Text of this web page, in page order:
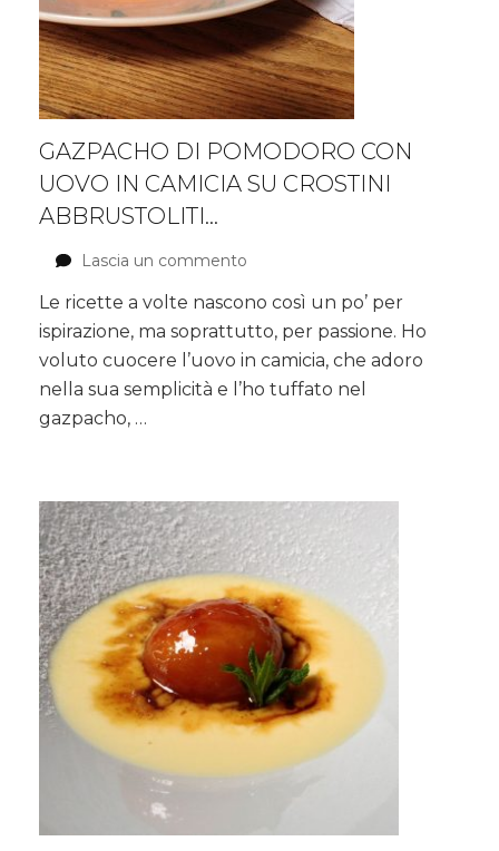
GAZPACHO DI POMODORO CON
UOVO IN CAMICIA SU CROSTINI
ABBRUSTOLITI…
Lascia un commento
di
pomodoro
con
in
Le ricette a volte nascono così un po’ per
ispirazione, ma soprattutto, per passione. Ho
voluto cuocere l’uovo in camicia, che adoro
nella sua semplicità e l’ho tuffato nel
gazpacho, …